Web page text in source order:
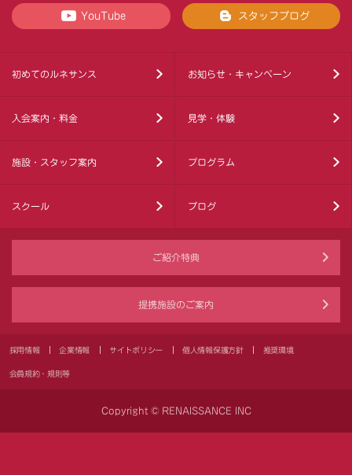
YouTube スタッフブログ
初めてのルネサンス お知らせ・キャンペーン
入会案内・料金 見学・体験
施設・スタッフ案内 プログラム
スクール ブログ
ご紹介特典
提携施設のご案内
採用情報 企業情報 サイトポリシー 個人情報保護方針 推奨環境
会員規約・規則等
Copyright © RENAISSANCE INC